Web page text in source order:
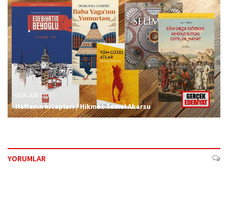
03.08.2026 13:07
Haftanın kitapları / Hikmet Temel Akarsu
YORUMLAR